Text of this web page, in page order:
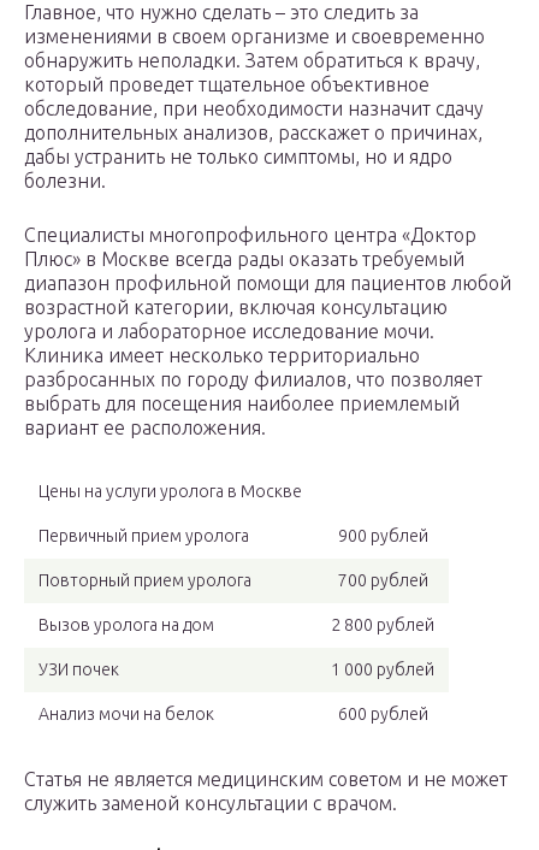
Главное, что нужно сделать – это следить за
изменениями в своем организме и своевременно
обнаружить неполадки. Затем обратиться к врачу,
который проведет тщательное объективное
обследование, при необходимости назначит сдачу
дополнительных анализов, расскажет о причинах,
дабы устранить не только симптомы, но и ядро
болезни.
Специалисты многопрофильного центра «Доктор
Плюс» в Москве всегда рады оказать требуемый
диапазон профильной помощи для пациентов любой
возрастной категории, включая консультацию
уролога и лабораторное исследование мочи.
Клиника имеет несколько территориально
разбросанных по городу филиалов, что позволяет
выбрать для посещения наиболее приемлемый
вариант ее расположения.
Цены на услуги уролога в Москве
Первичный прием уролога 900 pублей
Повторный прием уролога 700 pублей
Вызов уролога на дом 2 800 pублей
УЗИ почек 1 000 pублей
Анализ мочи на белок 600 pублей
Статья не является медицинским советом и не может
служить заменой консультации с врачом.